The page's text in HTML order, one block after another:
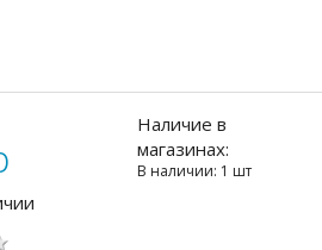
Наличие в
магазинах:
В наличии: 1 шт